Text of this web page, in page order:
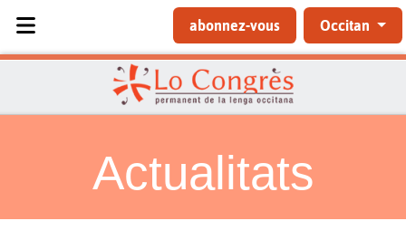
abonnez-vous Occitan
Actualitats